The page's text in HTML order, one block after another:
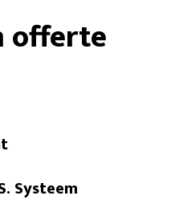
offerte
Systeem